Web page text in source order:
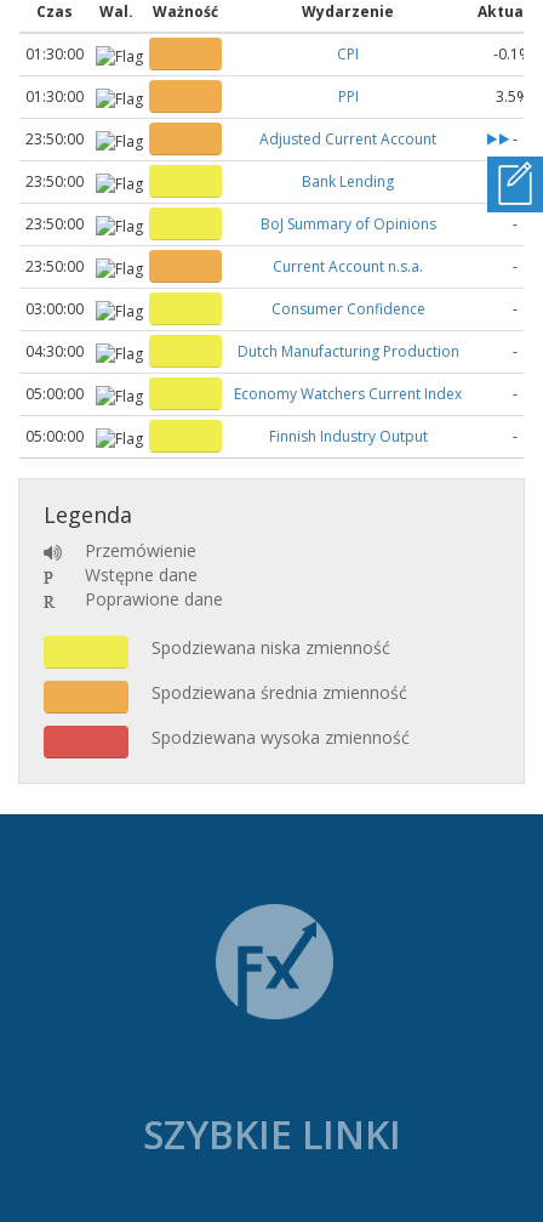
Czas Wal. Ważność Wydarzenie
01:30:00 CPI -0.1%-
01:30:00 PPI 3.5%-
23:50:00 Adjusted Current Account -
23:50:00 Bank Lending -
23:50:00 BoJ Summary of Opinions -
23:50:00 Current Account n.s.a. -
03:00:00 Consumer Confidence -
04:30:00 Dutch Manufacturing Production -
05:00:00 Economy Watchers Current Index -
05:00:00 Finnish Industry Output -
Legenda
Przemówienie
Wstępne dane
Poprawione dane
Spodziewana niska zmienność
Spodziewana średnia zmienność
Spodziewana wysoka zmienność
SZYBKIE LINKI